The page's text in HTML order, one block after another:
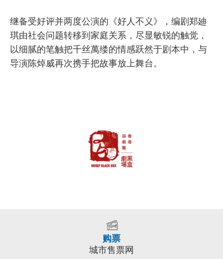
继备受好评并两度公演的《好人不义》，编剧郑廸
琪由社会问题转移到家庭关系，尽显敏锐的触觉，
以细腻的笔触把千丝萬缕的情感跃然于剧本中，与
导演陈焯威再次携手把故事放上舞台。
购票
城市售票网